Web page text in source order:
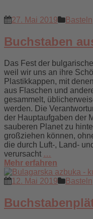
27. Mai 2019 Basteln
Buchstaben
Das Fest der
weil wir uns an ihre
Plastikkappen, mit
aus Flaschen und
gesammelt,
werden. Die
der Hauptaufgaben der
sauberen Planet zu
großziehen können,
die durch Luft-, Land-
verursacht …
Mehr erfahren
12. Mai 2019 Basteln